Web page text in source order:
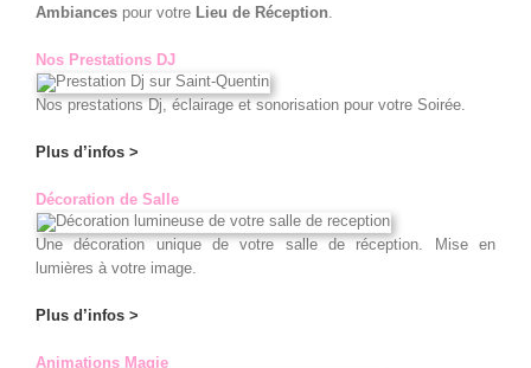
Ambiances pour votre Lieu de Réception.
Nos Prestations DJ
Nos prestations Dj, éclairage et sonorisation pour votre Soirée.
Plus d’infos >
Décoration de Salle
Une décoration unique de votre salle de réception. Mise en
lumières à votre image.
Plus d’infos >
Animations Magie